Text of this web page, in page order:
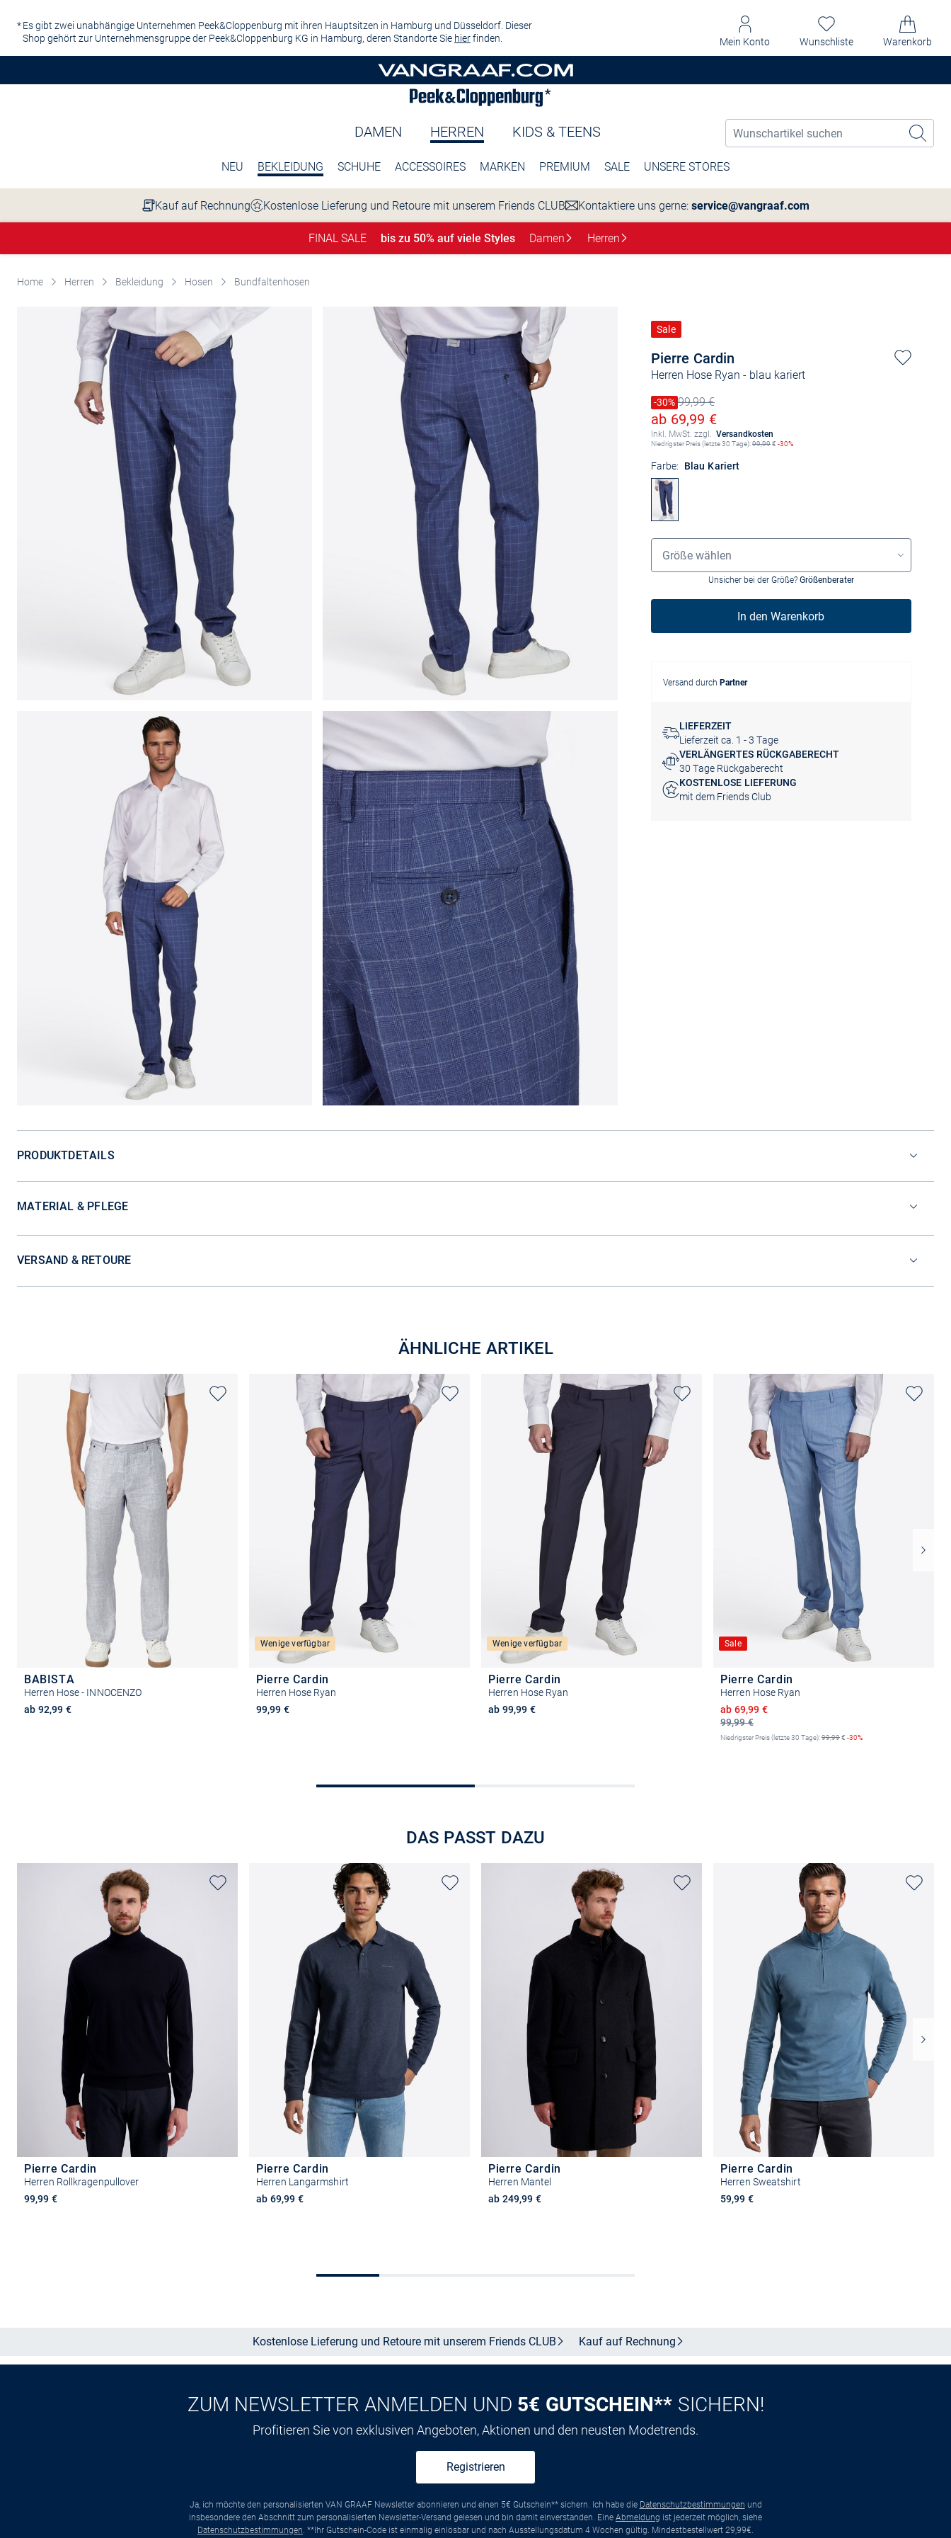
Es gibt zwei unabhängige Unternehmen Peek&Cloppenburg mit ihren Hauptsitzen in Hamburg und Düsseldorf. Dieser
Shop gehört zur Unternehmensgruppe der Peek&Cloppenburg KG in Hamburg, deren Standorte Sie hierfinden. Mein Konto Wunschliste Warenkorb
DAMEN HERREN KIDS & TEENS
NEU BEKLEIDUNG SCHUHE ACCESSOIRES MARKEN PREMIUM SALE UNSERE STORES
Kauf auf Rechnung Kostenlose Lieferung und Retoure mit unserem Friends CLUB Kontaktiere uns gerne: service@vangraaf.com
FINAL SALE bis zu 50% auf viele Styles Damen Herren
Home Herren Bekleidung Hosen Bundfaltenhosen
Pierre Cardin
Herren Hose Ryan - blau kariert
Sale
Preis reduziert um
-30%
Alter Preis99,99 €
Ermäßigter Preis
ab 69,99 €
Inkl. MwSt. zzgl. Versandkosten
Niedrigster Preis (letzte 30 Tage):99,99€ -30%
Farbe: Blau Kariert
Größenauswahl
Größe wählen
Unsicher bei der Größe? Größenberater
In den Warenkorb
Versand durch Partner
LIEFERZEIT
Lieferzeit ca. 1 - 3 Tage
VERLÄNGERTES RÜCKGABERECHT
30 Tage Rückgaberecht
KOSTENLOSE LIEFERUNG
mit dem Friends Club
PRODUKTDETAILS
MATERIAL & PFLEGE
VERSAND & RETOURE
ÄHNLICHE ARTIKEL
BABISTA
Herren Hose - INNOCENZO
ab 92,99 €
Wenige verfügbar
Pierre Cardin
Herren Hose Ryan
99,99 €
Größe auswählen
Wenige verfügbar
Pierre Cardin
Herren Hose Ryan
ab 99,99 €
Sale
Pierre Cardin
Herren Hose Ryan
99,99 €
Ermäßigter Preis
ab 69,99 €
Niedrigster Preis (letzte 30 Tage):99,99€ -30%
DAS PASST DAZU
Pierre Cardin
Herren Rollkragenpullover
99,99 €
Pierre Cardin
Herren Langarmshirt
ab 69,99 €
Größe auswählen
Pierre Cardin
Herren Mantel
ab 249,99 €
Pierre Cardin
Herren Sweatshirt
59,99 €
Kostenlose Lieferung und Retoure mit unserem Friends CLUB Kauf auf Rechnung
ZUM NEWSLETTER ANMELDEN UND 5€ GUTSCHEIN** SICHERN!
Profitieren Sie von exklusiven Angeboten, Aktionen und den neusten Modetrends.
Registrieren
Ja, ich möchte den personalisierten VAN GRAAF Newsletter abonnieren und einen 5€ Gutschein** sichern. Ich habe die Datenschutzbestimmungen und
insbesondere den Abschnitt zum personalisierten Newsletter-Versand gelesen und bin damit einverstanden. Eine Abmeldung ist jederzeit möglich, siehe
Datenschutzbestimmungen . **Ihr Gutschein-Code ist einmalig einlösbar und nach Ausstellungsdatum 4 Wochen gültig. Mindestbestellwert 29,99€.